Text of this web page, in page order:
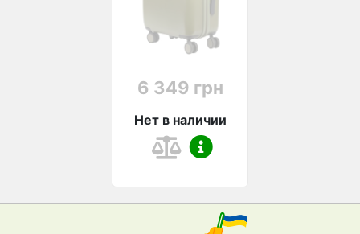
6 349 грн
Нет в наличии